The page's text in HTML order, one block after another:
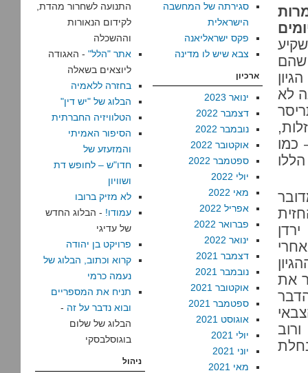
שהם
לא
כמו
את
סגירתה של המחשבה
הישראלית
פקס ישראליאנה
צבא שיש לו מדינה
ארכיון
ינואר 2023
דצמבר 2022
נובמבר 2022
אוקטובר 2022
ספטמבר 2022
יולי 2022
מאי 2022
אפריל 2022
פברואר 2022
ינואר 2022
דצמבר 2021
נובמבר 2021
אוקטובר 2021
ספטמבר 2021
אוגוסט 2021
יולי 2021
יוני 2021
מאי 2021
התנועה לשחרור מהדת,
לקידום הנאורות
וההשכלה
אתר "הלל" - האגודה
ליוצאים בשאלה
בחזרה ללאמיה
הבלוג של "יש דין"
הטלוויזיה החברתית
הסיפור האמיתי
והמזעזע של
חדו"ש – לחופש דת
ושוויון
לא מזיק ברובו
עמודו! - הבלוג החדש
של עדיגי
פרויקט בן יהודה
קרוא וכתוב, הבלוג של
נעמה כרמי
תניח את המספריים
ובוא נדבר על זה -
הבלוג של שלום
בוגוסלבסקי
ניהול